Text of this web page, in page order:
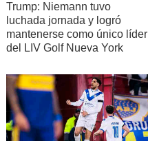
Trump: Niemann tuvo
luchada jornada y logró
mantenerse como único líder
del LIV Golf Nueva York